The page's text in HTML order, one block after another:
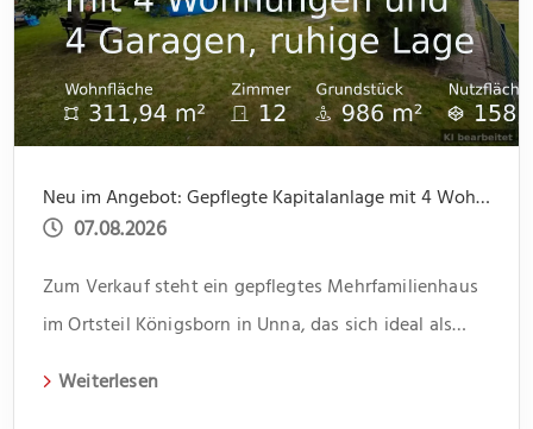
Neu im Angebot: Gepflegte Kapitalanlage mit 4 Wohnungen und 4 Garagen, ruhige Lage
07.08.2026
Zum Verkauf steht ein gepflegtes Mehrfamilienhaus
im Ortsteil Königsborn in Unna, das sich ideal als
Weiterlesen